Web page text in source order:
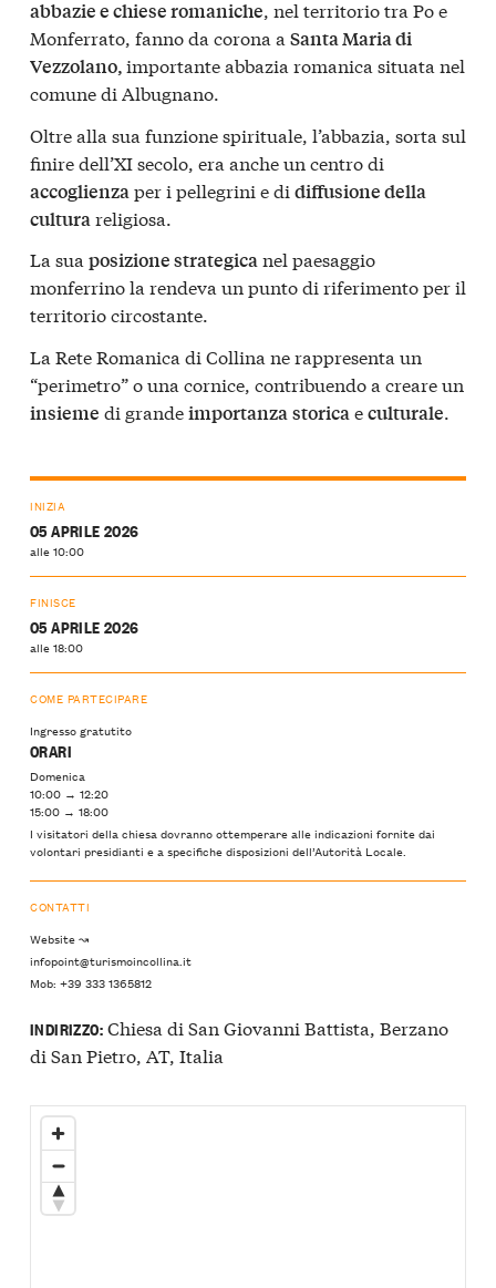
abbazie e chiese romaniche, nel territorio tra Po e
Monferrato, fanno da corona a Santa Maria di
Vezzolano,importante abbazia romanica situata nel
comune di Albugnano.
Oltre alla sua funzione spirituale, l’abbazia, sorta sul
finire dell’XI secolo, era anche un centro di
accoglienza per i pellegrini e di diffusione della
cultura religiosa.
La sua posizione strategicanel paesaggio
monferrino la rendeva un punto di riferimento per il
territorio circostante.
La Rete Romanica di Collina ne rappresenta un
“perimetro” o una cornice, contribuendo a creare un
insieme di grandeimportanzastoricaeculturale.
INIZIA
05 APRILE 2026
alle 10:00
FINISCE
05 APRILE 2026
alle 18:00
COME PARTECIPARE
Ingresso gratutito
ORARI
Domenica
10:00 → 12:20
15:00 → 18:00
I visitatori della chiesa dovranno ottemperare alle indicazioni fornite dai
volontari presidianti e a specifiche disposizioni dell’Autorità Locale.
CONTATTI
Website ↝
infopoint@turismoincollina.it
Mob: +39 333 1365812
INDIRIZZO:Chiesa di San Giovanni Battista, Berzano
di San Pietro, AT, Italia